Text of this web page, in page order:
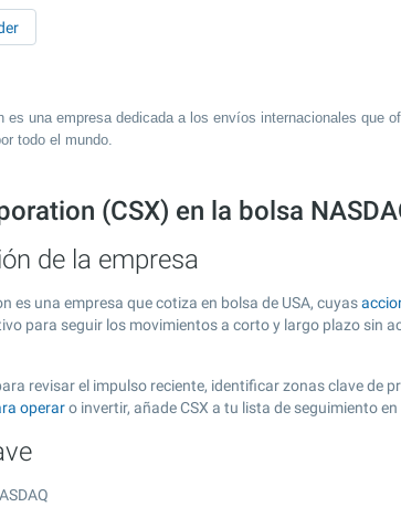
es una empresa dedicada a los envíos internacionales
todo el mundo.
(CSX) en la bolsa
de la empresa
es una empresa que cotiza en bolsa de USA, cuyas
para seguir los movimientos a corto y largo plazo sin
revisar el impulso reciente, identificar zonas clave de
operaro invertir, añade CSX a tu lista de seguimiento